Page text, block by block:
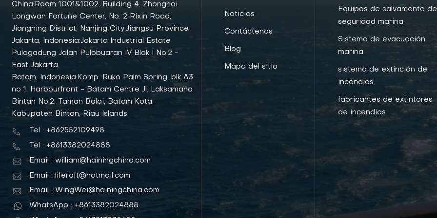
China:Room 1001&1002, Building 4, Zhonghai
Longwan Fortune Center, No. 2 Rixin Road,
Jiangning District, Nanjing City,Jiangsu Province
Jakarta, Indonesia:Jakarta Industrial Estate
Pulogadung Jalan Pulobuaran IV Blok I No.2 -
East Jakarta
Batam, Indonesia:Komp. Ruko Palm Spring, blk A3
no 1, Harbourfront - Batam Centre Jl. Laksamana
Bintan No.2, Taman Baloi, Batam Kota,
Kabupaten Bintan, Riau Islands
Tel : +862552109498
Tel : +8613382024888
Email : william@hainingchina.com
Email : liferaft@hotmail.com
Email : WingWei@hainingchina.com
WhatsApp : +8613382024888
Noticias
Contáctenos
Blog
Mapa del sitio
Equipos de salvamento de
seguridad marina
Sistema de evacuación
marina
sistema de extinción de
incendios
fabricantes de extintores
de incendios